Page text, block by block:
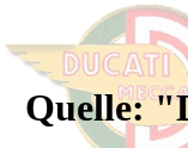
Quelle: